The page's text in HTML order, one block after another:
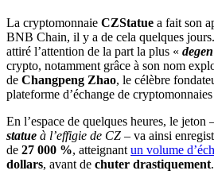
La cryptomonnaie CZStatue a fait son
BNB Chain, il y a de cela quelques
attiré l’attention de la part la plus « degen
crypto, notamment grâce à son nom
de Changpeng Zhao, le célèbre
plateforme d’échange de cryptomonnaies
En l’espace de quelques heures, le jeton
statue à l’effigie de CZ – va ainsi
de 27 000 %, atteignant un volume
dollars, avant de chuter drastiquement.